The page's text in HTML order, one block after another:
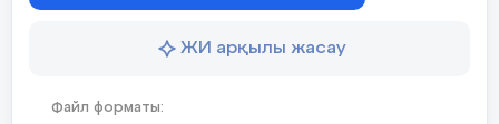
Құндылықтар Талап:
ЖИ арқылы жасау
Файл форматы: